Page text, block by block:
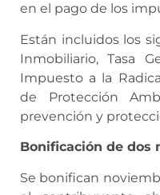
en el pago de los
Están incluidos los
Inmobiliario, Tasa
Impuesto a la
de Protección
prevención y
Bonificación de dos
Se bonifican